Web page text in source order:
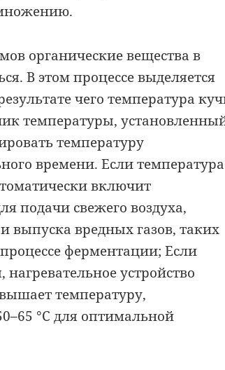
органические вещества в
В этом процессе выделяется
чего температура
температуры,
температуру
времени. Если температура
включит
подачи свежего воздуха,
выпуска вредных газов, таких
ферментации; Если
устройство
температуру,
°C для оптимальной